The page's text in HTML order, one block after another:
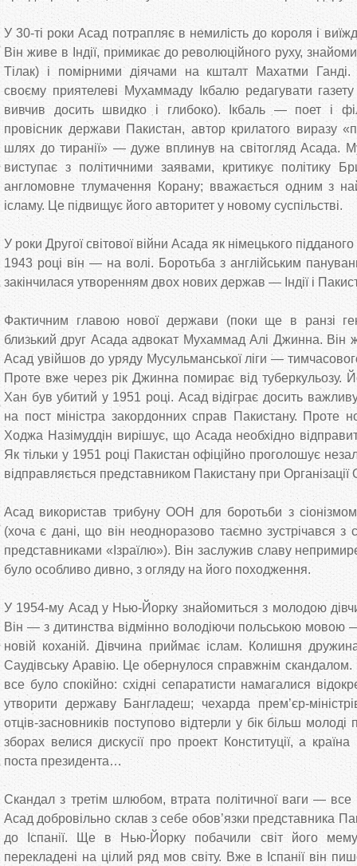
У 30-ті роки Асад потрапляє в немилість до короля і
Він живе в Індії, примикає до революційного руху,
Тілак) і помірними діячами на кшталт Махатми
своєму приятелеві Мухаммаду Ікбалю редагувати
вивчив досить швидко і глибоко). Ікбаль — поет і
провісник держави Пакистан, автор крилатого виразу
шлях до тиранії» — дуже вплинув на світогляд Асада.
виступає з політичними заявами, критикує політику
англомовне тлумачення Корану; вважається одним з
ісламу. Це підвищує його авторитет у новому суспільстві.
У роки Другої світової війни Асада як німецького
1943 році він — на волі. Боротьба з англійським
закінчилася утворенням двох нових держав — Індії і
Фактичним главою нової держави (поки ще в ранзі
близький друг Асада адвокат Мухаммад Алі Джинна. Він
Асад увійшов до уряду Мусульманської ліги —
Проте вже через рік Джинна помирає від туберкульозу.
Хан був убитий у 1951 році. Асад відіграє досить
на пост міністра закордонних справ Пакистану. Проте
Ходжа Назімуддін вирішує, що Асада необхідно
Як тільки у 1951 році Пакистан офіційно проголошує
відправляється представником Пакистану при Організації
Асад використав трибуну ООН для боротьби з
(хоча є дані, що він неодноразово таємно зустрічався з
представниками «Ізраїлю»). Він заслужив славу
було особливо дивно, з огляду на його походження.
У 1954-му Асад у Нью-Йорку знайомиться з молодою
Він — з дитинства відмінно володіючи польською мовою
новій коханій. Дівчина приймає іслам. Колишня
Саудівську Аравію. Це обернулося справжнім скандалом.
все було спокійно: східні сепаратисти намагалися
утворити державу Бангладеш; чехарда прем’єр-
отців-засновників поступово відтерли у бік більш
зборах велися дискусії про проект Конституції, а
поста президента…
Скандал з третім шлюбом, втрата політичної ваги —
Асад добровільно склав з себе обов’язки представника
до Іспанії. Ще в Нью-Йорку побачили світ його
перекладені на цілий ряд мов світу. Вже в Іспанії він